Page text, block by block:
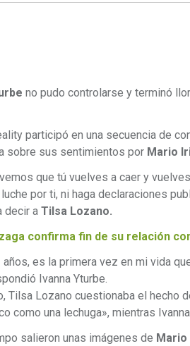
no pudo controlarse y terminó
participó en una secuencia de
sobre sus sentimientos por Mario
que tú vuelves a caer y
por ti, ni haga declaraciones
decir a Tilsa Lozano.
confirma fin de su relación
años, es la primera vez en mi vida
Ivanna Yturbe.
Tilsa Lozano cuestionaba el hecho
como una lechuga», mientras
salieron unas imágenes de